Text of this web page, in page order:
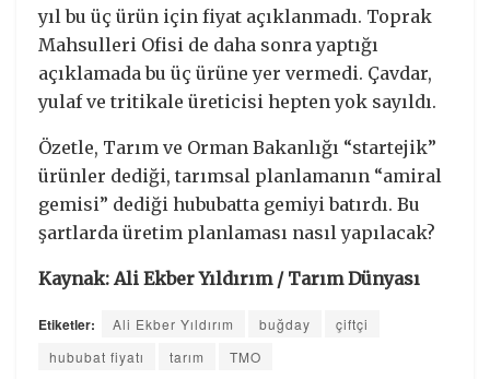
yıl bu üç ürün için fiyat açıklanmadı. Toprak
Mahsulleri Ofisi de daha sonra yaptığı
açıklamada bu üç ürüne yer vermedi. Çavdar,
yulaf ve tritikale üreticisi hepten yok sayıldı.
Özetle, Tarım ve Orman Bakanlığı “startejik”
ürünler dediği, tarımsal planlamanın “amiral
gemisi” dediği hububatta gemiyi batırdı. Bu
şartlarda üretim planlaması nasıl yapılacak?
Kaynak: Ali Ekber Yıldırım / Tarım Dünyası
Etiketler: Ali Ekber Yıldırım buğday
çiftçi
hububat fiyatı
tarım TMO